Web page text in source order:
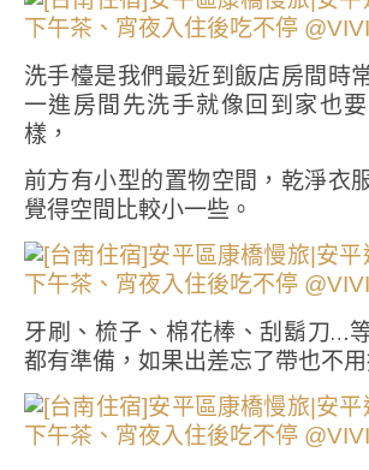
洗手檯是我們最近到飯店房間時
一進房間先洗手就像回到家也
樣，
前方有小型的置物空間，乾淨衣
覺得空間比較小一些。
牙刷、梳子、棉花棒、刮鬍刀…
都有準備，如果出差忘了帶也不用